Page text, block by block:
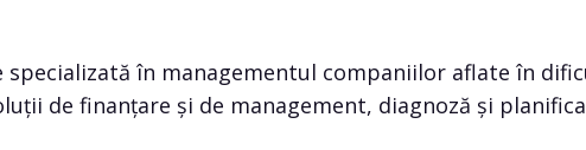
specializată în managementul companiilor aflate în
de finanțare și de management, diagnoză și